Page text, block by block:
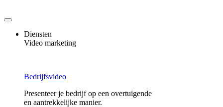
naar
inhoudDiensten
Video marketing
Bedrijfsvideo
Presenteer je bedrijf op een overtuigende
en aantrekkelijke manier.